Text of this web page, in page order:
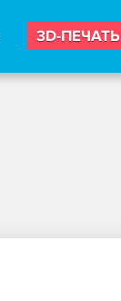
3D-ПЕЧАТЬ